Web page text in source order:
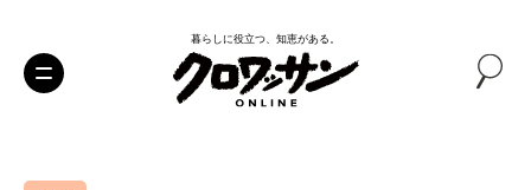
暮らしに役立つ、知恵がある。